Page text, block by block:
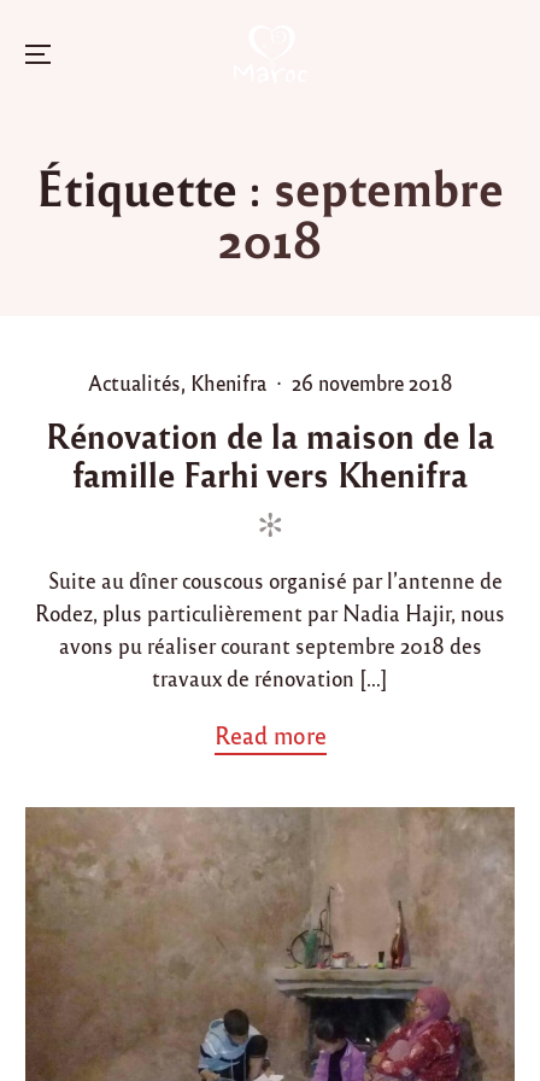
content
Menu
Étiquette : septembre
2018
P
s
t
n
Actualités, Khenifra
P
s
t
n
26 novembre 2018
Rénovation de la maison de la
famille Farhi vers Khenifra
Suite au dîner couscous organisé par l’antenne de
Rodez, plus particulièrement par Nadia Hajir, nous
avons pu réaliser courant septembre 2018 des
travaux de rénovation […]
Read morea
b
é
n
o
v
a
t
i
o
n